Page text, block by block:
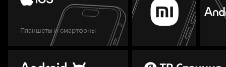
Планшеты и смартфоны